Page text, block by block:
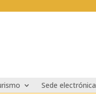
Sede electrónica